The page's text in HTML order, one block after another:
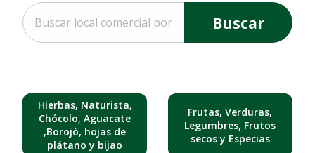
Buscar
Hierbas, Naturista,
Chócolo, Aguacate
,Borojó, hojas de
plátano y bijao
Frutas, Verduras,
Legumbres, Frutos
secos y Especias